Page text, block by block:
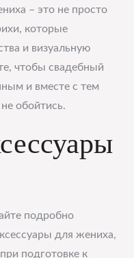
– это не просто
которые
и визуальную
чтобы свадебный
и вместе с тем
обойтись.
подробно
для жениха,
подготовке к